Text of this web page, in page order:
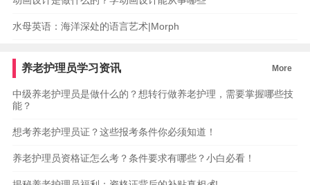
水母英语：海洋深处的语言艺术|Morph
养老护理员学习资讯 More
中级养老护理员是做什么的？想转行做养老护理，需要掌握哪些技
能？
想考养老护理员证？这些报考条件你必须知道！
养老护理员资格证怎么考？条件要求有哪些？小白必看！